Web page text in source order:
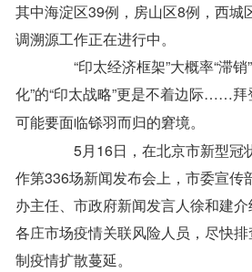
其中海淀区39例，房山区8例，西城
调溯源工作正在进行中。
“印太经济框架”大概率“滞销
化”的“印太战略”更是不着边际……拜
可能要面临铩羽而归的窘境。
5月16日，在北京市新型冠
作第336场新闻发布会上，市委宣传
办主任、市政府新闻发言人徐和建
各庄市场疫情关联风险人员，尽快
制疫情扩散蔓延。